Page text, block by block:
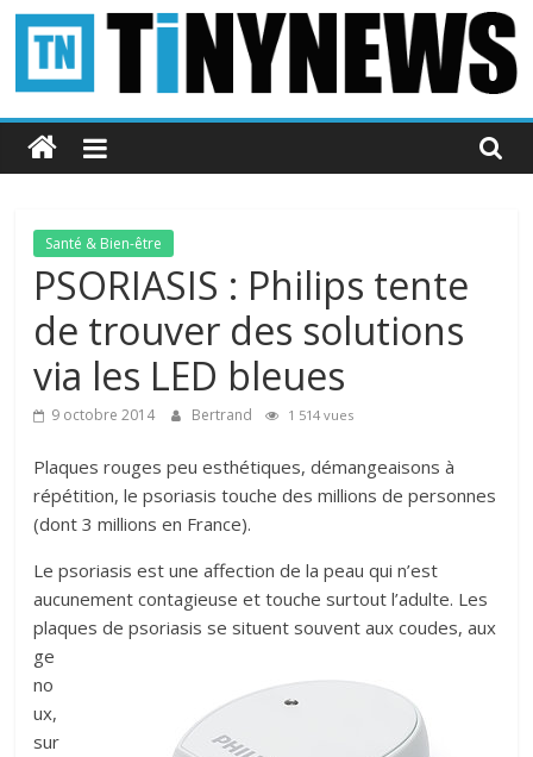
Passer
contenu
Tinynews
Le
belge
connecté
Santé & Bien-être
PSORIASIS : Philips tente
de trouver des solutions
via les LED bleues
9 octobre 2014 Bertrand 1 514 vues
Plaques rouges peu esthétiques, démangeaisons à
répétition, le psoriasis touche des millions de personnes
(dont 3 millions en France).
Le psoriasis est une affection de la peau qui n’est
aucunement contagieuse et touche surtout l’adulte. Les
plaques de psoriasis se situent souvent aux coudes, aux
ge
no
ux,
sur